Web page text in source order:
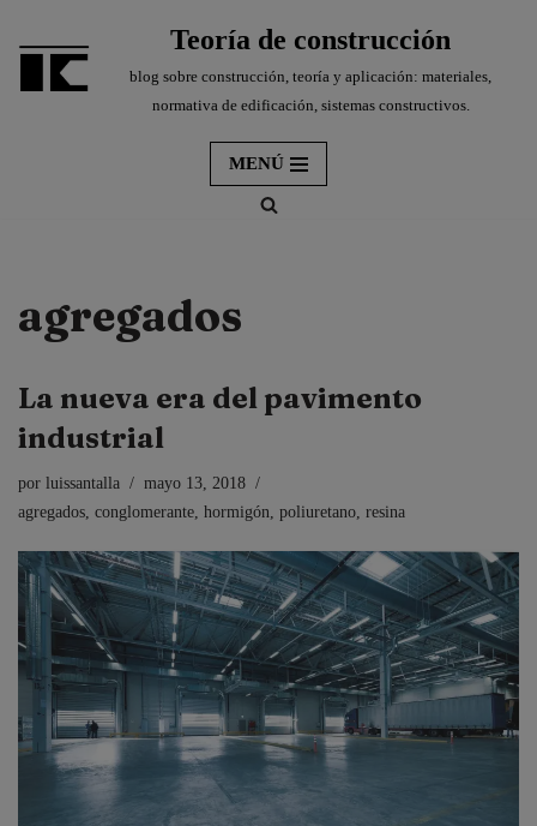
al
Teoría de construcción
blog sobre construcción, teoría y aplicación: materiales,
normativa de edificación, sistemas constructivos.
MENÚ
agregados
La nueva era del pavimento
industrial
por luissantalla
mayo 13, 2018
agregados, conglomerante, hormigón, poliuretano, resina